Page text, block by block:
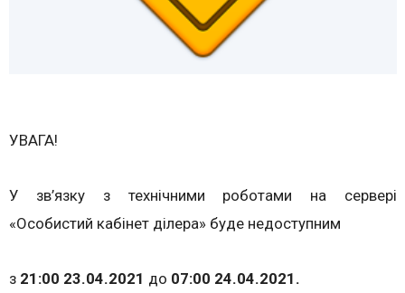
УВАГА!
У зв’язку з технічними роботами на сервері
«Особистий кабінет ділера» буде недоступним
з 21:00 23.04.2021 до 07:00 24.04.2021.